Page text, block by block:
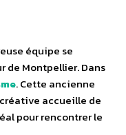
équipe se
de Montpellier. Dans
. Cette ancienne
accueille de
pour rencontrer le